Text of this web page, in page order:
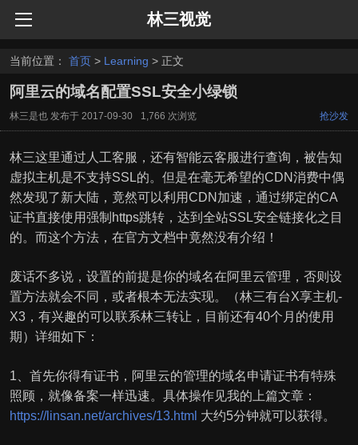
林三视觉
当前位置： 首页> Learning > 正文
阿里云的域名配置SSL安全小绿锁
林三是也发布于 2017-09-30 1,766 次浏览 抢沙发
林三这里通过人工客服，还有智能云客服进行查询，被告知
虚拟主机是不支持SSL的。但是在毫无希望的CDN消费中偶
然发现了新大陆，竟然可以利用CDN加速，通过绑定的CA
证书直接使用强制https跳转，达到全站SSL安全链接化之目
的。而这个方法，在官方文档中竟然没有介绍！
废话不多说，设置的前提是你的域名在阿里云管理，否则设
置方法就会不同，或者根本无法实现。（林三有台X享主机-
X3，有兴趣的可以联系林三转让，目前还有40个月的使用
期）详细如下：
1、首先你得有证书，阿里云的管理的域名申请证书有特殊
照顾，就像备案一样迅速。具体操作见我的上篇文章：
https://linsan.net/archives/13.html 大约5分钟就可以获得。